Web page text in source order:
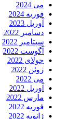
می 2024
فوریه 2024
آوریل 2023
دسامبر 2022
سپتامبر 2022
آگوست 2022
جولای 2022
ژوئن 2022
می 2022
آوریل 2022
مارس 2022
فوریه 2022
ژانویه 2022